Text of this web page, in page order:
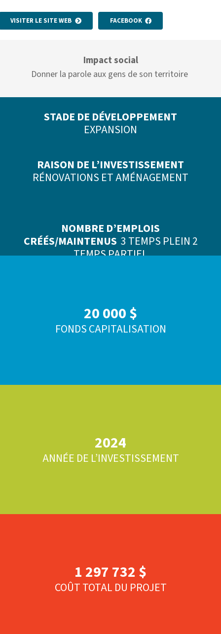
VISITER LE SITE WEB FACEBOOK
Impact social
Donner la parole aux gens de son territoire
STADE DE DÉVELOPPEMENT
EXPANSION
RAISON DE L’INVESTISSEMENT
RÉNOVATIONS ET AMÉNAGEMENT
NOMBRE D’EMPLOIS
CRÉÉS/MAINTENUS 3 TEMPS PLEIN 2
TEMPS PARTIEL
20 000 $
FONDS CAPITALISATION
2024
ANNÉE DE L’INVESTISSEMENT
1 297 732 $
COÛT TOTAL DU PROJET